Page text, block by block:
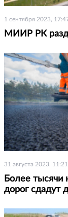
1 сентября 2023,
МИИР РК
31 августа 2023, 11:21
Более тысячи
дорог сдадут